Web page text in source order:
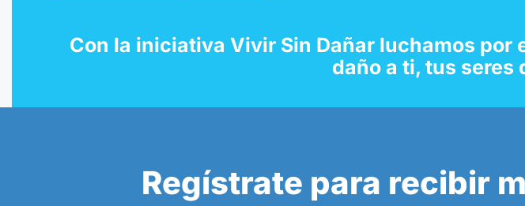
Con la iniciativa Vivir Sin Dañarluchamos por
daño a ti, tus seres
Regístrate para recibir